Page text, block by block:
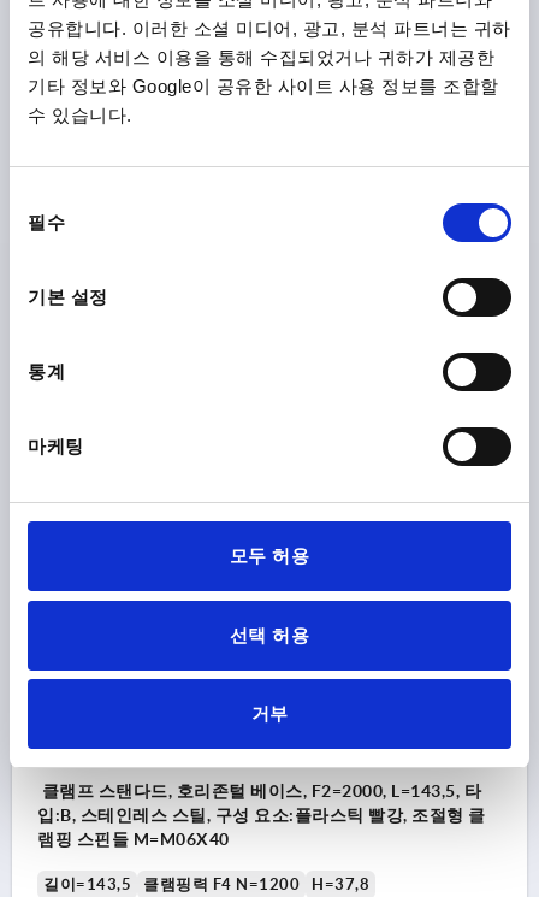
공유합니다. 이러한 소셜 미디어, 광고, 분석 파트너는 귀하
의 해당 서비스 이용을 통해 수집되었거나 귀하가 제공한
기타 정보와 Google이 공유한 사이트 사용 정보를 조합할
수 있습니다.
필수
기본 설정
통계
마케팅
모두 허용
선택 허용
거부
스테인레스 스틸, 구성 요소:플라스틱 빨강, 조절형 클램핑 스
손 힘 FH N=50
본체 재질=스테인레스 스틸
C1=6,9
D=4,4
부가세 별도
세부 사항
K1240
클램프 스탠다드, 호리존털 베이스, F2=2000, L=143,5, 타
입:B, 스테인레스 스틸, 구성 요소:플라스틱 빨강, 조절형 클
램핑 스핀들 M=M06X40
길이=143,5 클램핑력 F4 N=1200
H=37,8